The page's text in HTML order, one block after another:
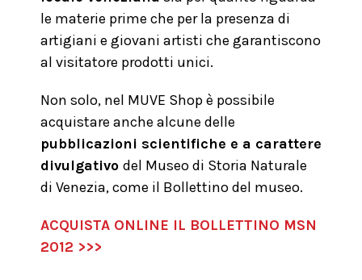
le materie prime che per la presenza di
artigiani e giovani artisti che garantiscono
al visitatore prodotti unici.
Non solo, nel MUVE Shop è possibile
acquistare anche alcune delle
pubblicazioni scientifiche e a carattere
divulgativo del Museo di Storia Naturale
di Venezia, come il Bollettino del museo.
ACQUISTA ONLINE IL BOLLETTINO MSN
2012 >>>